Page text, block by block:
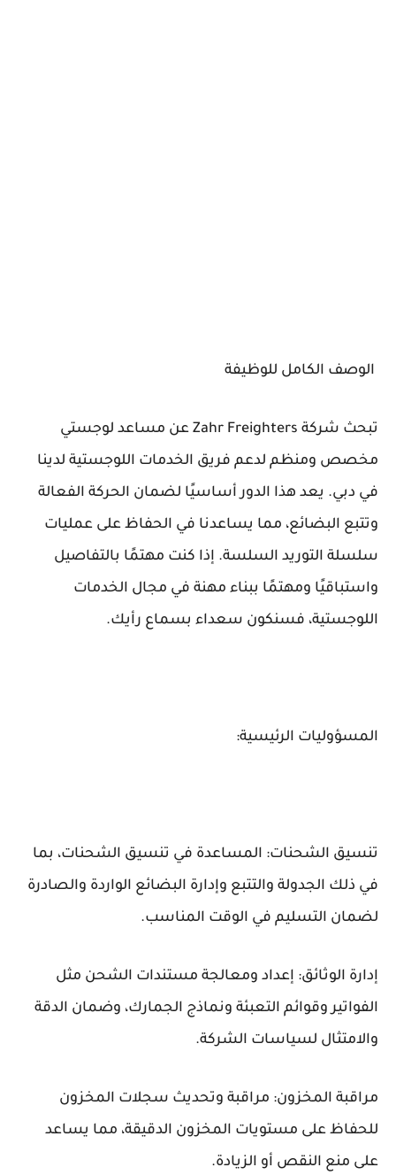
الوصف الكامل للوظيفة
تبحث شركة Zahr Freighters عن مساعد لوجستي
مخصص ومنظم لدعم فريق الخدمات اللوجستية لدينا
في دبي. يعد هذا الدور أساسيًا لضمان الحركة الفعالة
وتتبع البضائع، مما يساعدنا في الحفاظ على عمليات
سلسلة التوريد السلسة. إذا كنت مهتمًا بالتفاصيل
واستباقيًا ومهتمًا ببناء مهنة في مجال الخدمات
اللوجستية، فسنكون سعداء بسماع رأيك.
المسؤوليات الرئيسية:
تنسيق الشحنات: المساعدة في تنسيق الشحنات، بما
في ذلك الجدولة والتتبع وإدارة البضائع الواردة والصادرة
لضمان التسليم في الوقت المناسب.
إدارة الوثائق: إعداد ومعالجة مستندات الشحن مثل
الفواتير وقوائم التعبئة ونماذج الجمارك، وضمان الدقة
والامتثال لسياسات الشركة.
مراقبة المخزون: مراقبة وتحديث سجلات المخزون
للحفاظ على مستويات المخزون الدقيقة، مما يساعد
على منع النقص أو الزيادة.